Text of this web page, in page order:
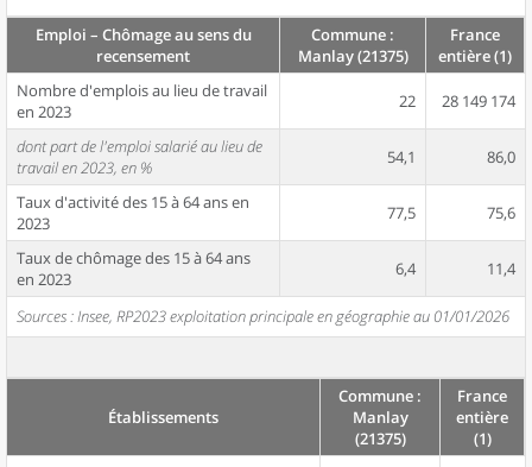
Emploi – Chômage au sens du
recensement
Commune :
Manlay (21375)
France
entière (1)
Nombre d'emplois au lieu de travail
en 2023
22 28 149 174
dont part de l'emploi salarié au lieu de
travail en 2023, en %
54,1 86,0
Taux d'activité des 15 à 64 ans en
2023
77,5 75,6
Taux de chômage des 15 à 64 ans
en 2023
6,4 11,4
Sources : Insee, RP2023 exploitation principale en géographie au 01/01/2026
Établissements
Commune :
Manlay
(21375)
France
entière
(1)